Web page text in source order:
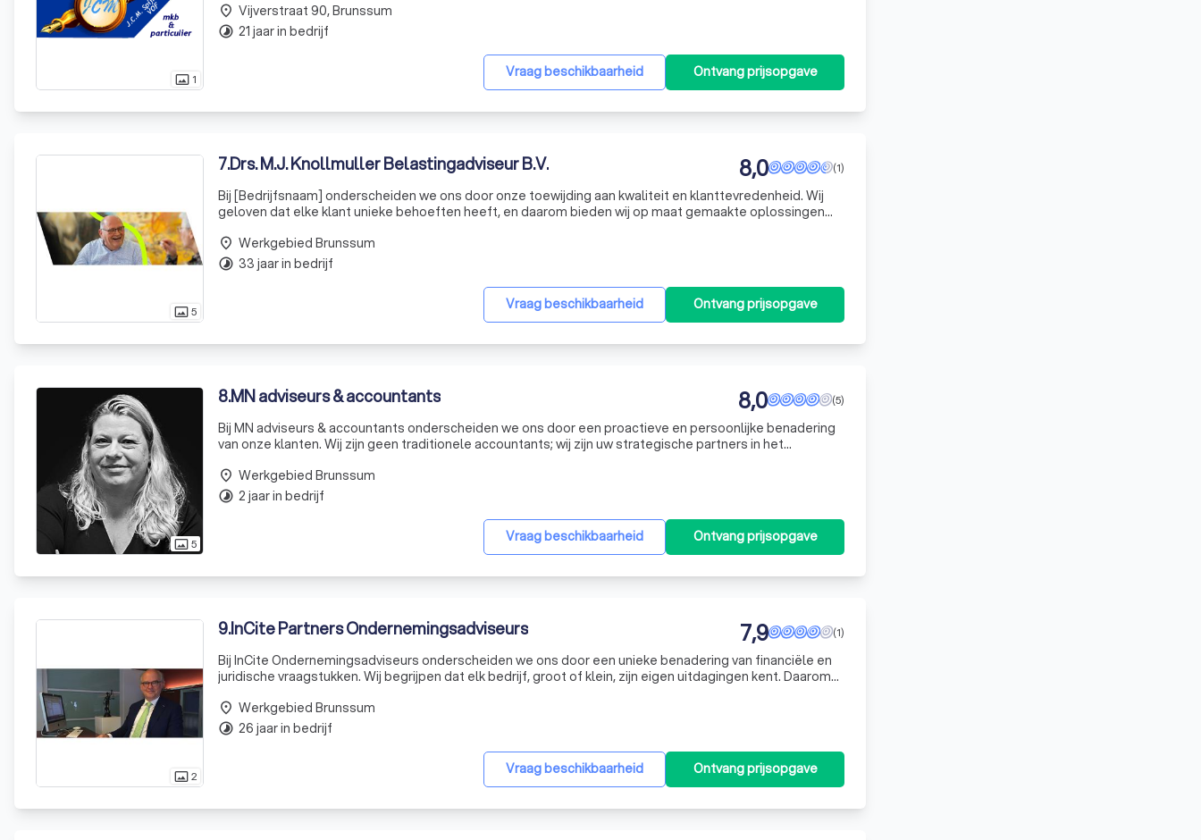
photo_size_select_actual 1 Vraag beschikbaarheid Ontvang prijsopgave
place Vijverstraat 90, Brunssum
timelapse 21 jaar in bedrijf
photo_size_select_actual5
7.Drs. M.J. Knollmuller Belastingadviseur B.V. (1)
8,0
Bij [Bedrijfsnaam] onderscheiden we ons door onze toewijding aan kwaliteit en klanttevredenheid. Wij
geloven dat elke klant unieke behoeften heeft, en daarom bieden wij op maat gemaakte oplossingen
Vraag beschikbaarheid Ontvang prijsopgave
place Werkgebied Brunssum
timelapse 33 jaar in bedrijf
photo_size_select_actual5
8.MN adviseurs & accountants (5)
8,0
Bij MN adviseurs & accountants onderscheiden we ons door een proactieve en persoonlijke benadering
van onze klanten. Wij zijn geen traditionele accountants; wij zijn uw strategische partners in het
ondersteune
Vraag beschikbaarheid Ontvang prijsopgave
place Werkgebied Brunssum
timelapse 2 jaar in bedrijf
photo_size_select_actual2
9.InCite Partners Ondernemingsadviseurs (1)
7,9
Bij InCite Ondernemingsadviseurs onderscheiden we ons door een unieke benadering van financiële en
juridische vraagstukken. Wij begrijpen dat elk bedrijf, groot of klein, zijn eigen uitdagingen kent. Daarom
Vraag beschikbaarheid Ontvang prijsopgave
place Werkgebied Brunssum
timelapse 26 jaar in bedrijf